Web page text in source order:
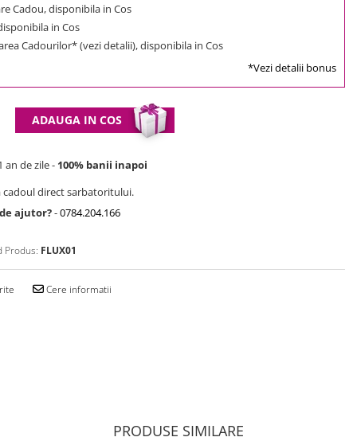
Cadou, disponibila in Cos
in Cos
Cadourilor* (vezi detalii), disponibila in Cos
*Vezi detalii bonus
ADAUGA IN COS
an de zile - 100% banii inapoi
cadoul direct sarbatoritului.
ajutor?-0784.204.166
Produs: FLUX01
Cere informatii
PRODUSE SIMILARE